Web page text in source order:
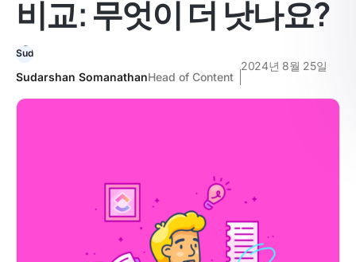
비교: 무엇이 더 낫나요?
Sudarshan SomanathanHead of Content
2024년 8월 25일